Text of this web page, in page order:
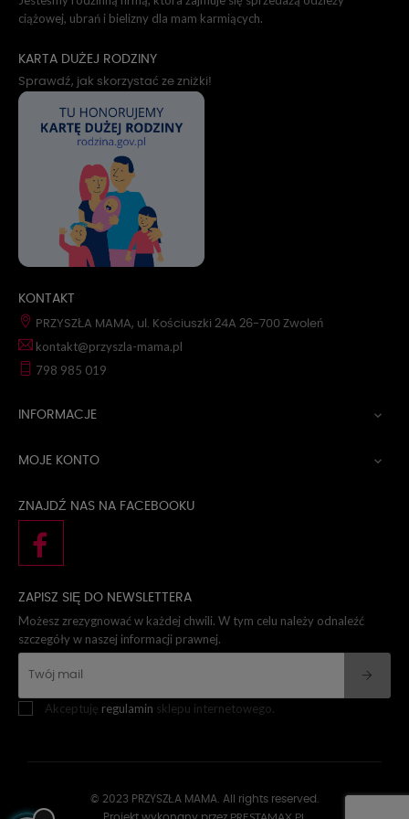
ciążowej, ubrań i bielizny dla mam karmiących.
KARTA DUŻEJ RODZINY
Sprawdź, jak skorzystać ze zniżki!
KONTAKT
PRZYSZŁA MAMA, ul. Kościuszki 24A 26-700 Zwoleń
kontakt@przyszla-mama.pl
798 985 019
INFORMACJE 
MOJE KONTO 
ZNAJDŹ NAS NA FACEBOOKU
ZAPISZ SIĘ DO NEWSLETTERA
Możesz zrezygnować w każdej chwili. W tym celu należy odnaleźć
szczegóły w naszej informacji prawnej.
Akceptuję regulamin sklepu internetowego.
© 2023 PRZYSZŁA MAMA. All rights reserved.